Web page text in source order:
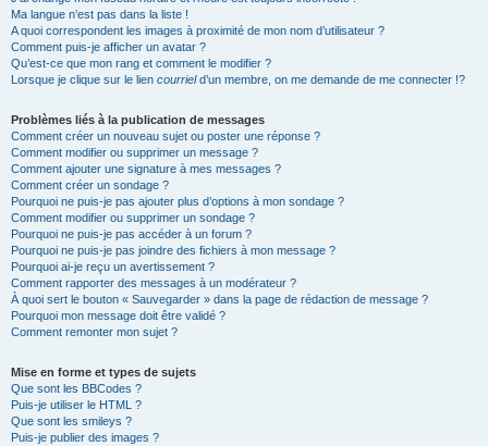
Ma langue n’est pas dans la liste !
A quoi correspondent les images à proximité de mon nom d’utilisateur ?
Comment puis-je afficher un avatar ?
Qu’est-ce que mon rang et comment le modifier ?
Lorsque je clique sur le lien courrield’un membre, on me demande de me connecter !?
Problèmes liés à la publication de messages
Comment créer un nouveau sujet ou poster une réponse ?
Comment modifier ou supprimer un message ?
Comment ajouter une signature à mes messages ?
Comment créer un sondage ?
Pourquoi ne puis-je pas ajouter plus d’options à mon sondage ?
Comment modifier ou supprimer un sondage ?
Pourquoi ne puis-je pas accéder à un forum ?
Pourquoi ne puis-je pas joindre des fichiers à mon message ?
Pourquoi ai-je reçu un avertissement ?
Comment rapporter des messages à un modérateur ?
À quoi sert le bouton « Sauvegarder » dans la page de rédaction de message ?
Pourquoi mon message doit être validé ?
Comment remonter mon sujet ?
Mise en forme et types de sujets
Que sont les BBCodes ?
Puis-je utiliser le HTML ?
Que sont les smileys ?
Puis-je publier des images ?